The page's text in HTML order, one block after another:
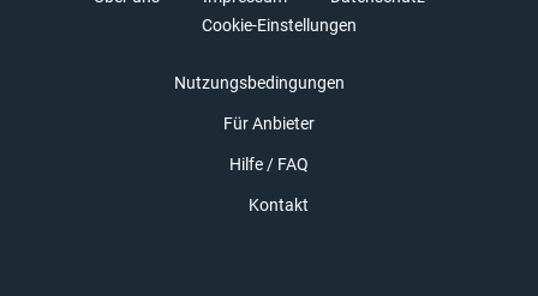
Cookie-Einstellungen
Nutzungsbedingungen
Für Anbieter
Hilfe / FAQ
Kontakt